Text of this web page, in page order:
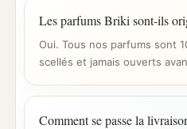
Les parfums Briki sont-ils
Oui. Tous nos parfums sont
scellés et jamais ouverts
Comment se passe la